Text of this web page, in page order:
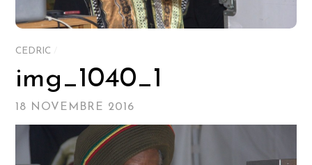
CEDRIC
img_1040_1
18 NOVEMBRE 2016